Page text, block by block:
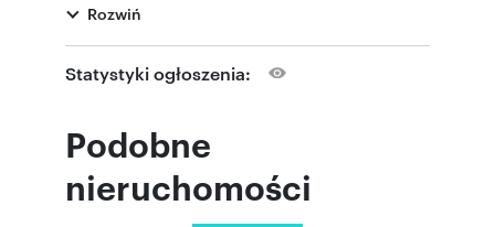
City Center. Dobry dojazd jest również do
mniejszych centrów handlowych Zakopianka i
Solvay Park. Przez południową część Podgórza
Duchackiego przebiega droga krajowa nr 7
bardzo dobrze skomunikowana z resztą miasta
tramwajowym.
Rozwiń
Statystyki ogłoszenia:
Podobne
nieruchomości